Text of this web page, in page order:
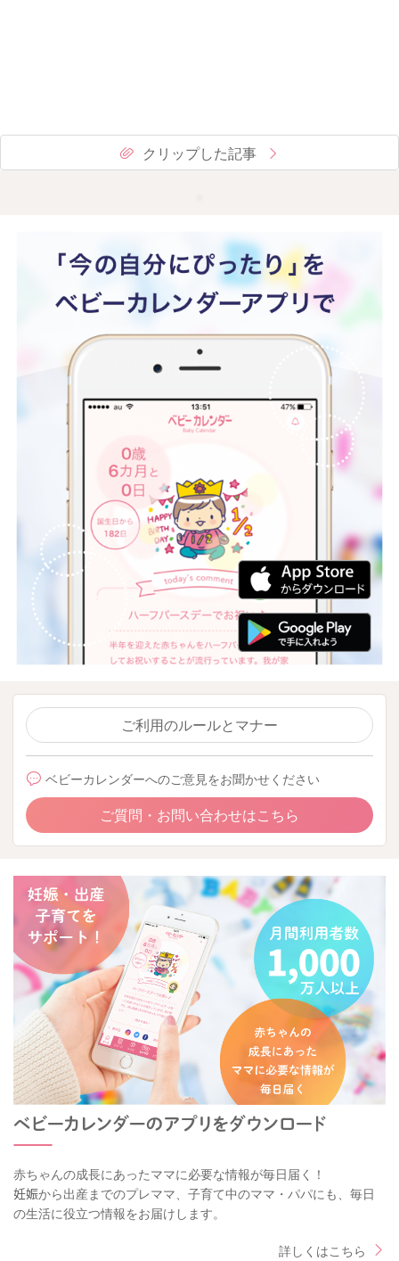
クリップした記事
ご利用のルールとマナー
ベビーカレンダーへのご意見をお聞かせください
ご質問・お問い合わせはこちら
赤ちゃんの成長にあったママに必要な情報が毎日届く！
妊娠から出産までのプレママ、子育て中のママ・パパにも、毎日
の生活に役立つ情報をお届けします。
詳しくはこちら